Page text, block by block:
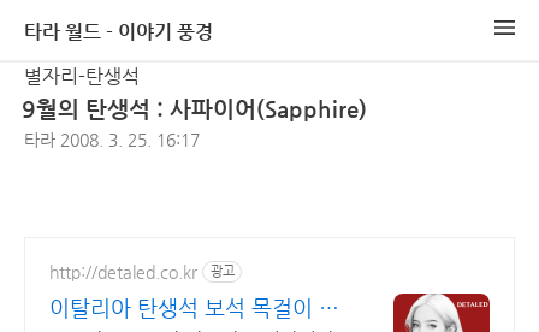
타라 월드 - 이야기 풍경
별자리-탄생석
9월의 탄생석 : 사파이어(Sapphire)
타라 2008. 3. 25. 16:17
http://detaled.co.kr 광고
이탈리아 탄생석 보석 목걸이 이